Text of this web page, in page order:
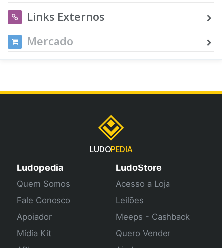
Links Externos
Mercado
LUDOPEDIA
Ludopedia
Quem Somos
Fale Conosco
Apoiador
Mídia Kit
LudoStore
Acesso a Loja
Leilões
Meeps - Cashback
Quero Vender